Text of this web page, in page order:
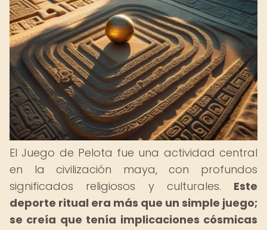
El Juego de Pelota fue una actividad central
en la civilización maya, con profundos
significados religiosos y culturales. Este
deporte ritual era más que un simple juego;
se creía que tenía implicaciones cósmicas